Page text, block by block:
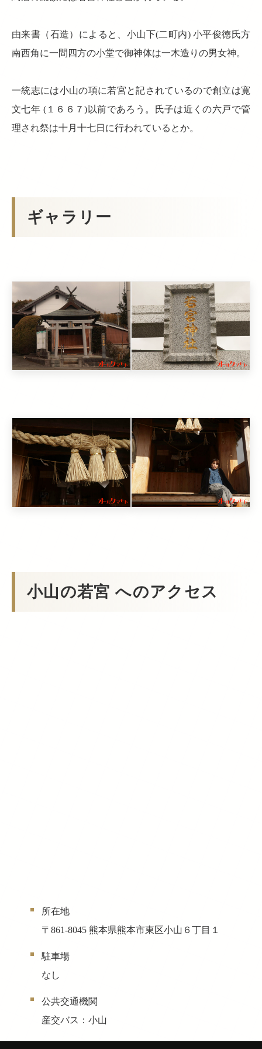
由来書（石造）によると、小山下(二町内) 小平俊徳氏方
南西角に一間四方の小堂で御神体は一木造りの男女神。
一統志には小山の項に若宮と記されているので創立は寛
文七年 (１６６７)以前であろう。氏子は近くの六戸で管
理され祭は十月十七日に行われているとか。
ギャラリー
小山の若宮 へのアクセス
所在地
〒861-8045 熊本県熊本市東区小山６丁目１
駐車場
なし
公共交通機関
産交バス：小山